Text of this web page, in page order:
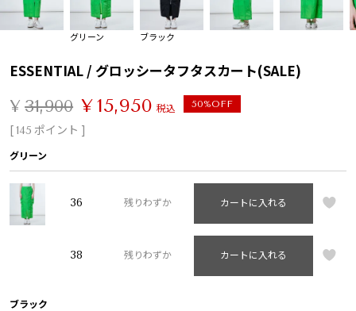
グリーン ブラック
ESSENTIAL / グロッシータフタスカート(SALE)
¥ 31,900 ¥15,950 税込 50%OFF
[145 ポイント ]
グリーン
36 残りわずか カートに入れる
38 残りわずか カートに入れる
ブラック